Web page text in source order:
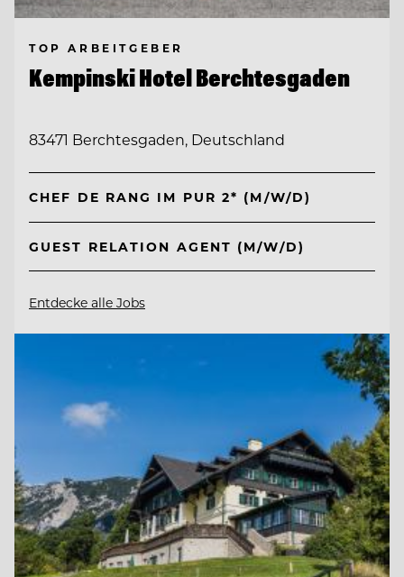
TOP ARBEITGEBER
Kempinski Hotel Berchtesgaden
83471 Berchtesgaden, Deutschland
CHEF DE RANG IM PUR 2* (M/W/D)
GUEST RELATION AGENT (M/W/D)
Entdecke alle Jobs